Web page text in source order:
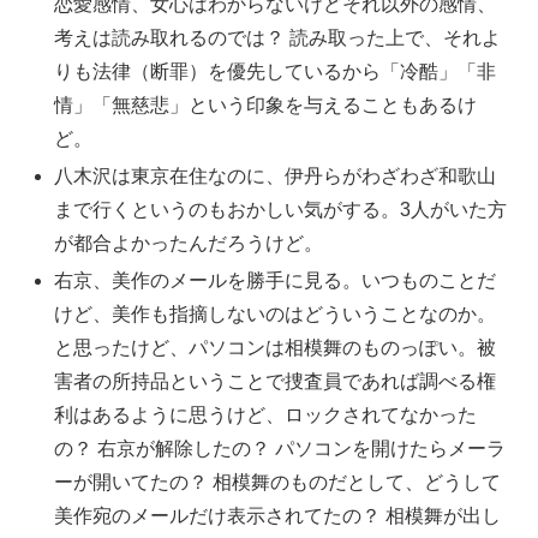
考えは読み取れるのでは？ 読み取った上で、それよ
りも法律（断罪）を優先しているから「冷酷」「非
情」「無慈悲」という印象を与えることもあるけ
ど。
八木沢は東京在住なのに、伊丹らがわざわざ和歌山
まで行くというのもおかしい気がする。3人がいた方
が都合よかったんだろうけど。
右京、美作のメールを勝手に見る。いつものことだ
けど、美作も指摘しないのはどういうことなのか。
と思ったけど、パソコンは相模舞のものっぽい。被
害者の所持品ということで捜査員であれば調べる権
利はあるように思うけど、ロックされてなかった
の？ 右京が解除したの？ パソコンを開けたらメーラ
ーが開いてたの？ 相模舞のものだとして、どうして
美作宛のメールだけ表示されてたの？ 相模舞が出し